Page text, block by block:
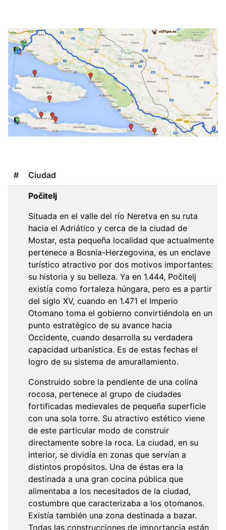
# Ciudad
Počitelj
Situada en el valle del río Neretva en su ruta
hacia el Adriático y cerca de la ciudad de
Mostar, esta pequeña localidad que actualmente
pertenece a Bosnia-Herzegovina, es un enclave
turístico atractivo por dos motivos importantes:
su historia y su belleza. Ya en 1.444, Počitelj
existía como fortaleza húngara, pero es a partir
del siglo XV, cuando en 1.471 el Imperio
Otomano toma el gobierno convirtiéndola en un
punto estratégico de su avance hacia
Occidente, cuando desarrolla su verdadera
capacidad urbanística. Es de estas fechas el
logro de su sistema de amurallamiento.
Construido sobre la pendiente de una colina
rocosa, pertenece al grupo de ciudades
fortificadas medievales de pequeña superficie
con una sola torre. Su atractivo estético viene
de este particular modo de construir
directamente sobre la roca. La ciudad, en su
interior, se dividía en zonas que servían a
distintos propósitos. Una de éstas era la
destinada a una gran cocina pública que
alimentaba a los necesitados de la ciudad,
costumbre que caracterizaba a los otomanos.
Existía también una zona destinada a bazar.
Todas las construcciones de importancia están